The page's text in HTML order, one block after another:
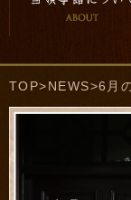
TOP>NEWS>6月